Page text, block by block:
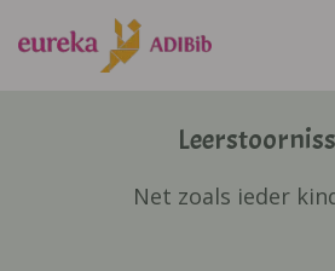
Net zoals ieder